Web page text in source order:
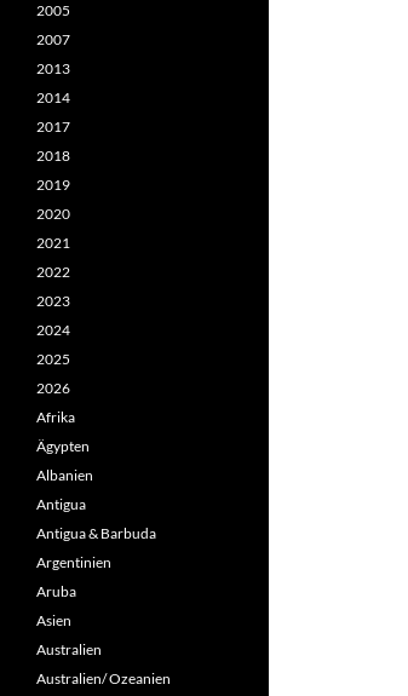
2005
2007
2013
2014
2017
2018
2019
2020
2021
2022
2023
2024
2025
2026
Afrika
Ägypten
Albanien
Antigua
Antigua & Barbuda
Argentinien
Aruba
Asien
Australien
Australien/ Ozeanien